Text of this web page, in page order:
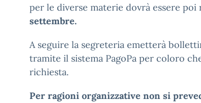
per le diverse materie dovrà essere
settembre.
A seguire la segreteria emetterà
tramite il sistema PagoPa per coloro
richiesta.
Per ragioni organizzative non si